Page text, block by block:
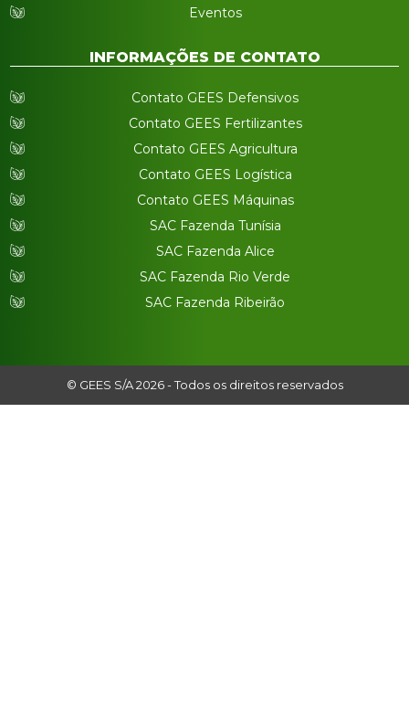
Eventos
INFORMAÇÕES DE CONTATO
Contato GEES Defensivos
Contato GEES Fertilizantes
Contato GEES Agricultura
Contato GEES Logística
Contato GEES Máquinas
SAC Fazenda Tunísia
SAC Fazenda Alice
SAC Fazenda Rio Verde
SAC Fazenda Ribeirão
© GEES S/A 2026 - Todos os direitos reservados